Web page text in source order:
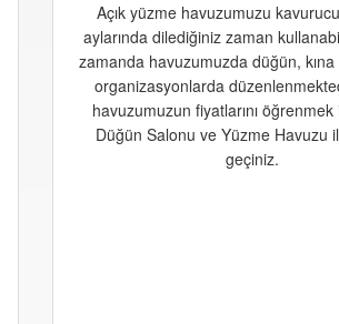
Açık yüzme havuzumuzu
aylarında dilediğiniz zaman
zamanda havuzumuzda düğün,
organizasyonlarda
havuzumuzun fiyatlarını
Düğün Salonu ve Yüzme Havuzu
geçiniz.